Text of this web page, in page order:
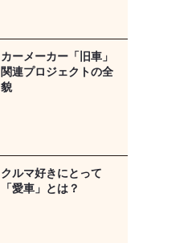
カーメーカー「旧車」
関連プロジェクトの全
貌
クルマ好きにとって
「愛車」とは？